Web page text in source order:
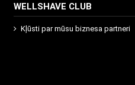
WELLSHAVE CLUB
Kļūsti par mūsu biznesa partneri